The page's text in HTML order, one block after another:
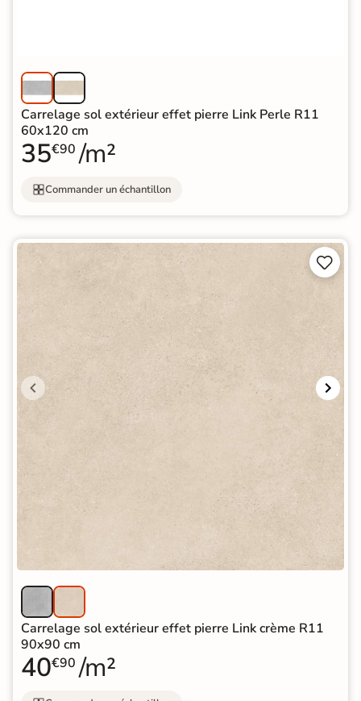
Carrelage sol extérieur effet pierre Link Perle R11
60x120 cm
35€90 /m²
Commander un échantillon


Carrelage sol extérieur effet pierre Link crème R11
90x90 cm
40€90 /m²